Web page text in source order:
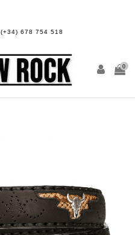
(+34) 678 754 518
0